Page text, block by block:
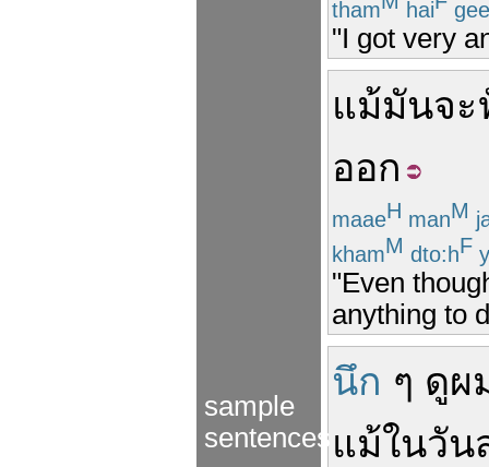
sample
sentences
tham
hai
"I got very
แม้มันจะ
ออก
maaeH manM
khamM dto:hF
"Even
anything to
นึก ๆ ดูผ
แม้ในวัน